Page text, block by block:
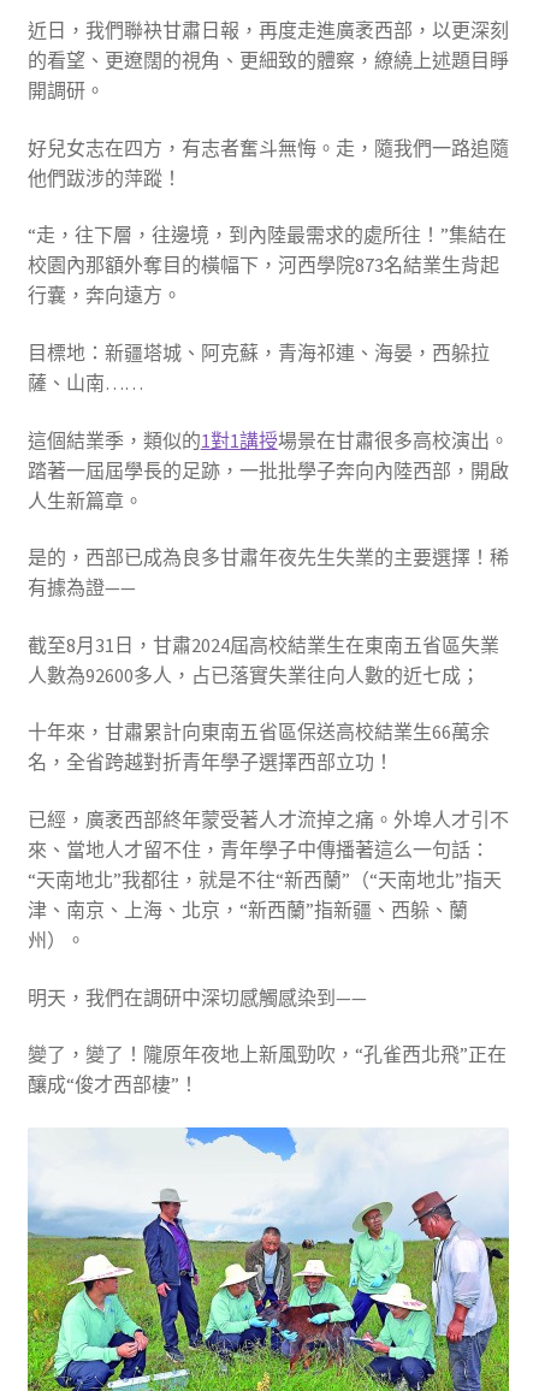
近日，我們聯袂甘肅日報，再度走進廣袤西部，以更深刻
的看望、更遼闊的視角、更細致的體察，繚繞上述題目睜
開調研。
好兒女志在四方，有志者奮斗無悔。走，隨我們一路追隨
他們跋涉的萍蹤！
“走，往下層，往邊境，到內陸最需求的處所往！”集結在
校園內那額外奪目的橫幅下，河西學院873名結業生背起
行囊，奔向遠方。
目標地：新疆塔城、阿克蘇，青海祁連、海晏，西躲拉
薩、山南……
這個結業季，類似的1對1講授場景在甘肅很多高校演出。
踏著一屆屆學長的足跡，一批批學子奔向內陸西部，開啟
人生新篇章。
是的，西部已成為良多甘肅年夜先生失業的主要選擇！稀
有據為證——
截至8月31日，甘肅2024屆高校結業生在東南五省區失業
人數為92600多人，占已落實失業往向人數的近七成；
十年來，甘肅累計向東南五省區保送高校結業生66萬余
名，全省跨越對折青年學子選擇西部立功！
已經，廣袤西部終年蒙受著人才流掉之痛。外埠人才引不
來、當地人才留不住，青年學子中傳播著這么一句話：
“天南地北”我都往，就是不往“新西蘭”（“天南地北”指天
津、南京、上海、北京，“新西蘭”指新疆、西躲、蘭
州）。
明天，我們在調研中深切感觸感染到——
變了，變了！隴原年夜地上新風勁吹，“孔雀西北飛”正在
釀成“俊才西部棲”！